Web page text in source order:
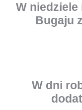
W
Bugaju
W dni